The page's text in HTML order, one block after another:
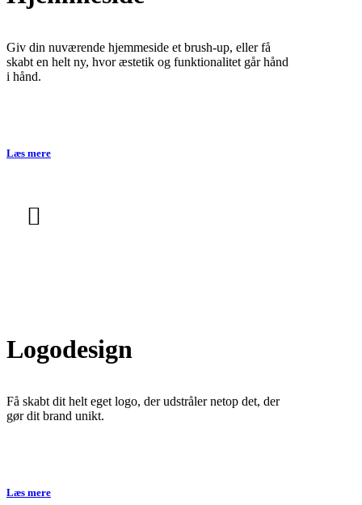
Giv din nuværende hjemmeside et brush-up, eller få
skabt en helt ny, hvor æstetik og funktionalitet går hånd
i hånd.
Læs mere
Logodesign
Få skabt dit helt eget logo, der udstråler netop det, der
gør dit brand unikt.
Læs mere